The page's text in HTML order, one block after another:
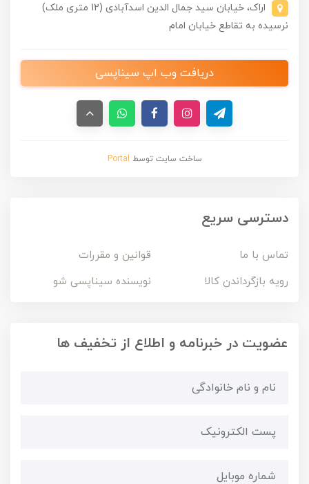
اراک، خیابان سید جمال الدین اسدآبادی (12 متری ملک)
نرسیده به تقاطع خیابان امام
دریافت وب اپ سیناپسی
ساخت سایت توسط Portal
دسترسی سریع
تماس با ما
قوانین و مقررات
رویه بازگرداندن کالا
نویسنده سیناپسی شو
عضویت در خبرنامه و اطلاع از تخفیف ها